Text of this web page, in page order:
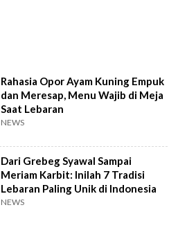
Rahasia Opor Ayam Kuning Empuk
dan Meresap, Menu Wajib di Meja
Saat Lebaran
NEWS
Dari Grebeg Syawal Sampai
Meriam Karbit: Inilah 7 Tradisi
Lebaran Paling Unik di Indonesia
NEWS